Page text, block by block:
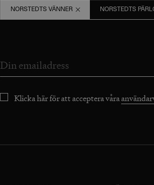
NORSTEDTS VÄNNER NORSTEDTS
Klicka här för att acceptera våra